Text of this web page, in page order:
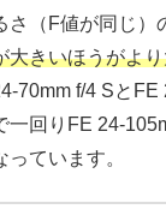
さ（F値が同じ）
大きいほうがよ
70mm f/4 SとFE
一回りFE 24-
ています。